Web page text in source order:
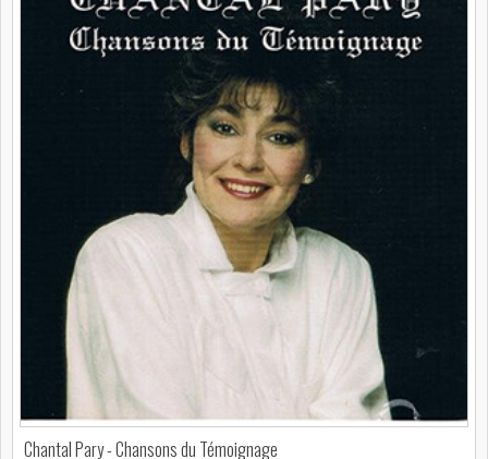
Chantal Pary - Chansons du Témoignage